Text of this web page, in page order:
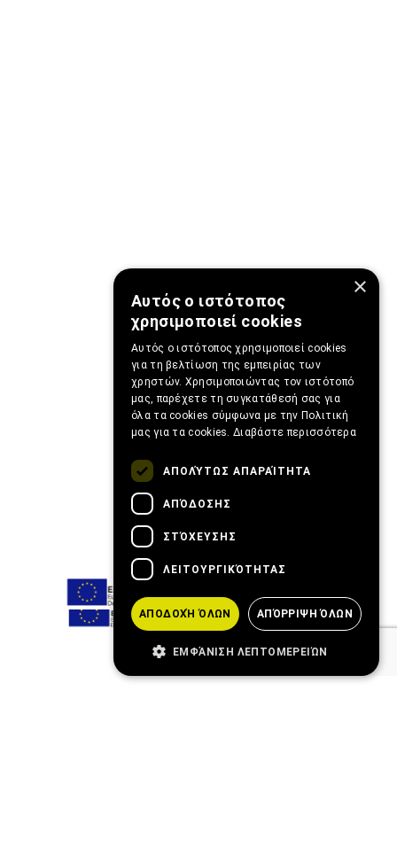
×
Αυτός ο ιστότοπος
χρησιμοποιεί cookies
Αυτός ο ιστότοπος χρησιμοποιεί cookies
για τη βελτίωση της εμπειρίας των
χρηστών. Χρησιμοποιώντας τον ιστότοπό
μας, παρέχετε τη συγκατάθεσή σας για
όλα τα cookies σύμφωνα με την Πολιτική
μας για τα cookies. Διαβάστε περισσότερα
ΑΠΟΛΎΤΩΣ ΑΠΑΡΑΊΤΗΤΑ
ΑΠΌΔΟΣΗΣ
ΣΤΌΧΕΥΣΗΣ
ΛΕΙΤΟΥΡΓΙΚΌΤΗΤΑΣ
ΑΠΟΔΟΧΉ ΌΛΩΝ ΑΠΌΡΡΙΨΗ ΌΛΩΝ
ΕΜΦΆΝΙΣΗ ΛΕΠΤΟΜΕΡΕΙΏΝ